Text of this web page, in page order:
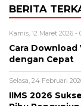
BERITA
Kamis, 12 Maret 2026 -
Cara
dengan Cepat
Selasa, 24 Februari
IIMS 2026